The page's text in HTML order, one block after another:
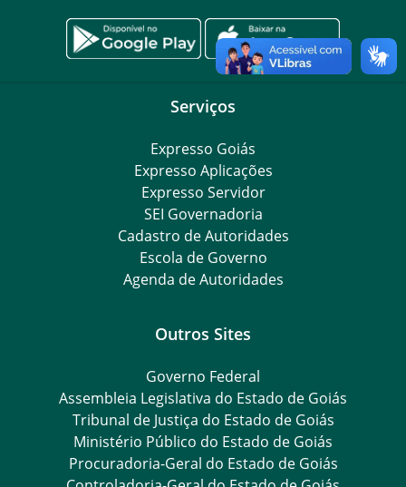
Serviços
Expresso Goiás
Expresso Aplicações
Expresso Servidor
SEI Governadoria
Cadastro de Autoridades
Escola de Governo
Agenda de Autoridades
Outros Sites
Governo Federal
Assembleia Legislativa do Estado de Goiás
Tribunal de Justiça do Estado de Goiás
Ministério Público do Estado de Goiás
Procuradoria-Geral do Estado de Goiás